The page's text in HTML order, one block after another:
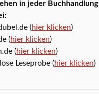
in jeder Buchhandlung
(hier klicken)
(hier klicken)
(hier klicken)
Leseprobe (hier klicken)